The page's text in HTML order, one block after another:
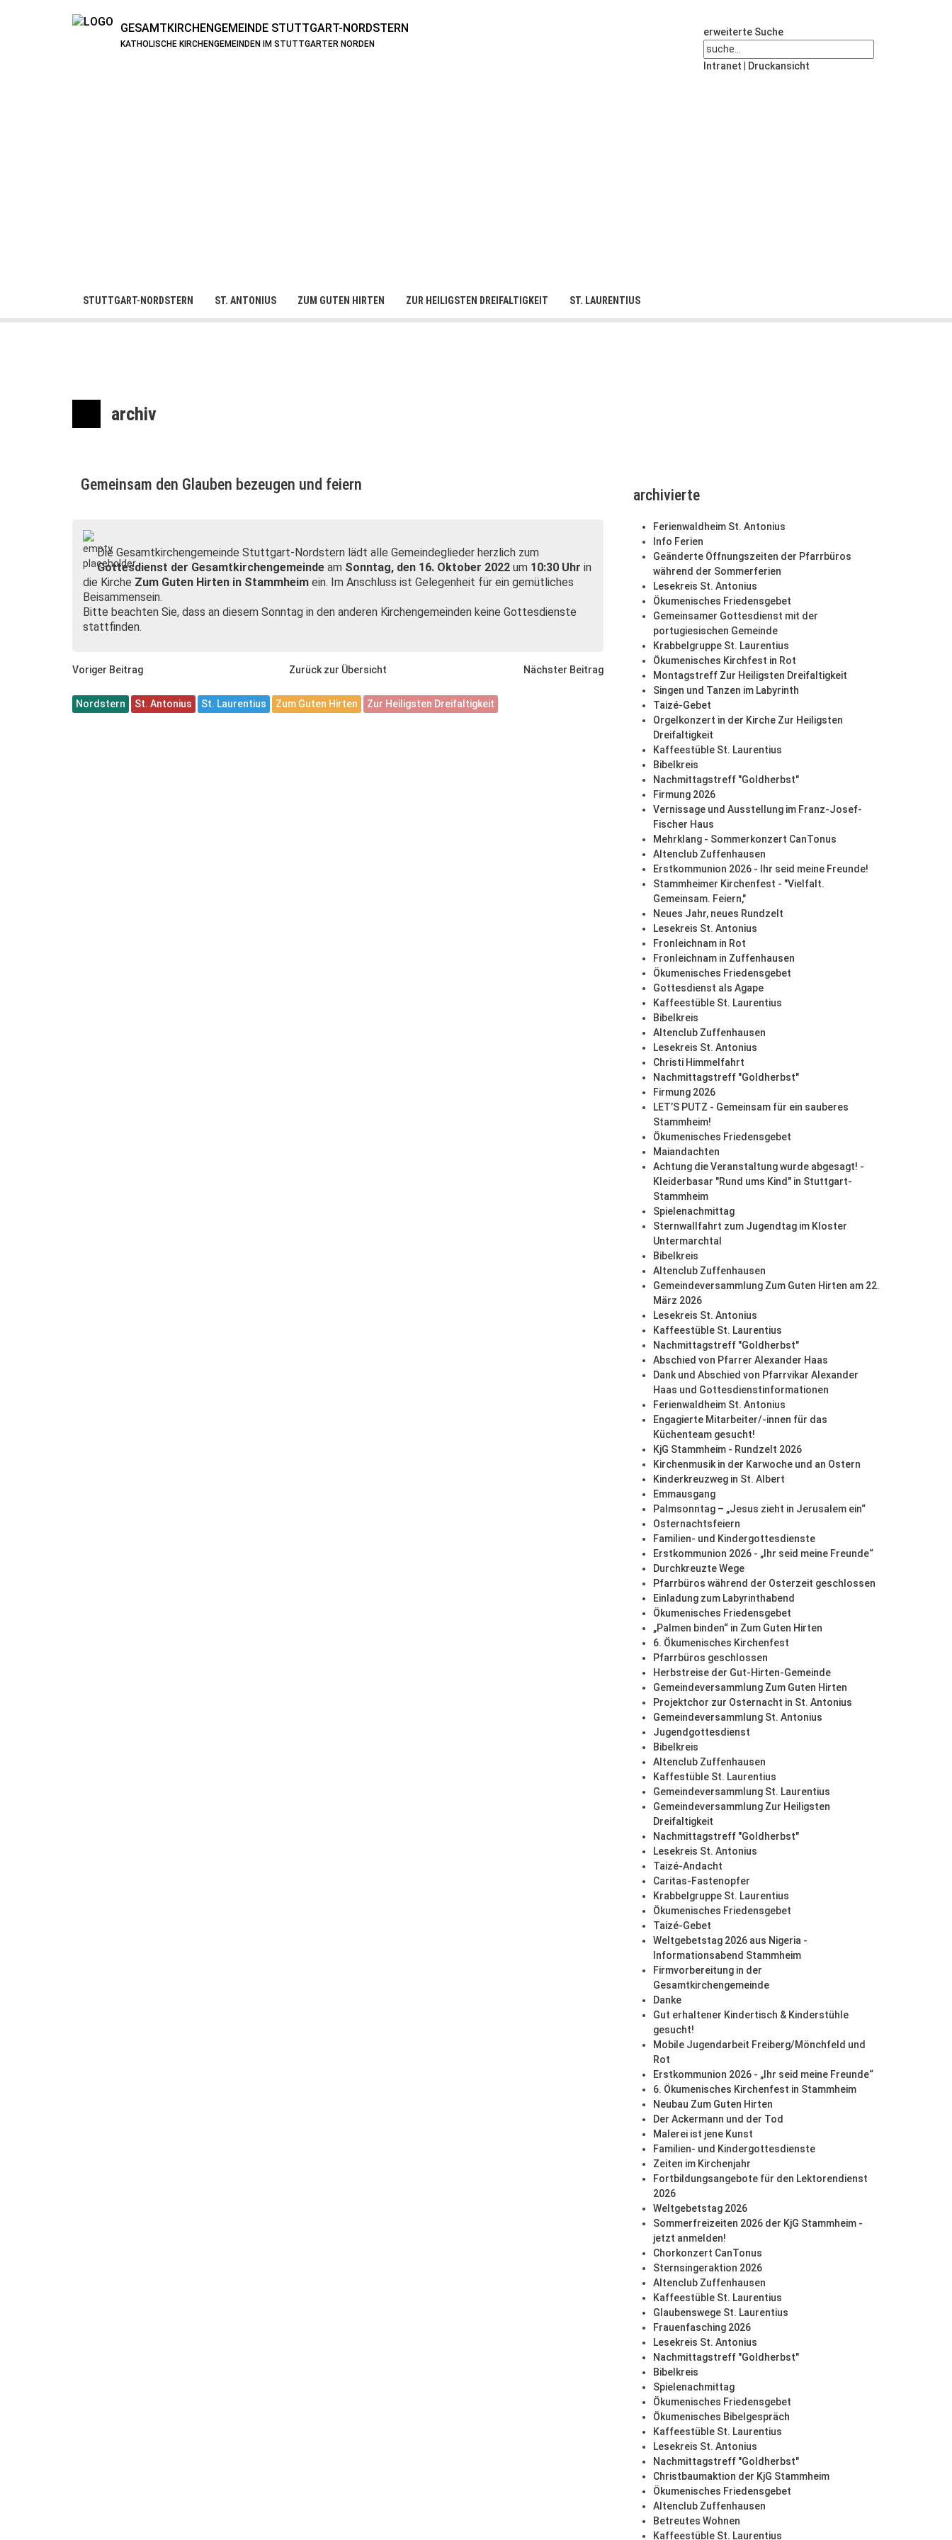
GESAMTKIRCHENGEMEINDE STUTTGART-NORDSTERN
KATHOLISCHE KIRCHENGEMEINDEN IM STUTTGARTER NORDEN
erweiterte Suche
Intranet Druckansicht
STUTTGART-NORDSTERN ST. ANTONIUS ZUM GUTEN HIRTEN ZUR HEILIGSTEN DREIFALTIGKEIT ST. LAURENTIUS
archiv
Gemeinsam den Glauben bezeugen und feiern
Die Gesamtkirchengemeinde Stuttgart-Nordstern lädt alle Gemeindeglieder herzlich zum
Gottesdienst der Gesamtkirchengemeinde am Sonntag, den 16. Oktober 2022 um 10:30 Uhr in
die Kirche Zum Guten Hirten in Stammheim ein. Im Anschluss ist Gelegenheit für ein gemütliches
Beisammensein.
Bitte beachten Sie, dass an diesem Sonntag in den anderen Kirchengemeinden keine Gottesdienste
stattfinden.
Voriger Beitrag Zurück zur Übersicht Nächster Beitrag
Nordstern St. Antonius St. Laurentius Zum Guten Hirten Zur Heiligsten Dreifaltigkeit
archivierte
Ferienwaldheim St. Antonius
Info Ferien
Geänderte Öffnungszeiten der Pfarrbüros
während der Sommerferien
Lesekreis St. Antonius
Ökumenisches Friedensgebet
Gemeinsamer Gottesdienst mit der
portugiesischen Gemeinde
Krabbelgruppe St. Laurentius
Ökumenisches Kirchfest in Rot
Montagstreff Zur Heiligsten Dreifaltigkeit
Singen und Tanzen im Labyrinth
Taizé-Gebet
Orgelkonzert in der Kirche Zur Heiligsten
Dreifaltigkeit
Kaffeestüble St. Laurentius
Bibelkreis
Nachmittagstreff "Goldherbst"
Firmung 2026
Vernissage und Ausstellung im Franz-Josef-
Fischer Haus
Mehrklang - Sommerkonzert CanTonus
Altenclub Zuffenhausen
Erstkommunion 2026 - Ihr seid meine Freunde!
Stammheimer Kirchenfest - "Vielfalt.
Gemeinsam. Feiern,"
Neues Jahr, neues Rundzelt
Lesekreis St. Antonius
Fronleichnam in Rot
Fronleichnam in Zuffenhausen
Ökumenisches Friedensgebet
Gottesdienst als Agape
Kaffeestüble St. Laurentius
Bibelkreis
Altenclub Zuffenhausen
Lesekreis St. Antonius
Christi Himmelfahrt
Nachmittagstreff "Goldherbst"
Firmung 2026
LET’S PUTZ - Gemeinsam für ein sauberes
Stammheim!
Ökumenisches Friedensgebet
Maiandachten
Achtung die Veranstaltung wurde abgesagt! -
Kleiderbasar "Rund ums Kind" in Stuttgart-
Stammheim
Spielenachmittag
Sternwallfahrt zum Jugendtag im Kloster
Untermarchtal
Bibelkreis
Altenclub Zuffenhausen
Gemeindeversammlung Zum Guten Hirten am 22.
März 2026
Lesekreis St. Antonius
Kaffeestüble St. Laurentius
Nachmittagstreff "Goldherbst"
Abschied von Pfarrer Alexander Haas
Dank und Abschied von Pfarrvikar Alexander
Haas und Gottesdienstinformationen
Ferienwaldheim St. Antonius
Engagierte Mitarbeiter/-innen für das
Küchenteam gesucht!
KjG Stammheim - Rundzelt 2026
Kirchenmusik in der Karwoche und an Ostern
Kinderkreuzweg in St. Albert
Emmausgang
Palmsonntag – „Jesus zieht in Jerusalem ein“
Osternachtsfeiern
Familien- und Kindergottesdienste
Erstkommunion 2026 - „Ihr seid meine Freunde“
Durchkreuzte Wege
Pfarrbüros während der Osterzeit geschlossen
Einladung zum Labyrinthabend
Ökumenisches Friedensgebet
„Palmen binden“ in Zum Guten Hirten
6. Ökumenisches Kirchenfest
Pfarrbüros geschlossen
Herbstreise der Gut-Hirten-Gemeinde
Gemeindeversammlung Zum Guten Hirten
Projektchor zur Osternacht in St. Antonius
Gemeindeversammlung St. Antonius
Jugendgottesdienst
Bibelkreis
Altenclub Zuffenhausen
Kaffestüble St. Laurentius
Gemeindeversammlung St. Laurentius
Gemeindeversammlung Zur Heiligsten
Dreifaltigkeit
Nachmittagstreff "Goldherbst"
Lesekreis St. Antonius
Taizé-Andacht
Caritas-Fastenopfer
Krabbelgruppe St. Laurentius
Ökumenisches Friedensgebet
Taizé-Gebet
Weltgebetstag 2026 aus Nigeria -
Informationsabend Stammheim
Firmvorbereitung in der
Gesamtkirchengemeinde
Danke
Gut erhaltener Kindertisch & Kinderstühle
gesucht!
Mobile Jugendarbeit Freiberg/Mönchfeld und
Rot
Erstkommunion 2026 - „Ihr seid meine Freunde“
6. Ökumenisches Kirchenfest in Stammheim
Neubau Zum Guten Hirten
Der Ackermann und der Tod
Malerei ist jene Kunst
Familien- und Kindergottesdienste
Zeiten im Kirchenjahr
Fortbildungsangebote für den Lektorendienst
2026
Weltgebetstag 2026
Sommerfreizeiten 2026 der KjG Stammheim -
jetzt anmelden!
Chorkonzert CanTonus
Sternsingeraktion 2026
Altenclub Zuffenhausen
Kaffeestüble St. Laurentius
Glaubenswege St. Laurentius
Frauenfasching 2026
Lesekreis St. Antonius
Nachmittagstreff "Goldherbst"
Bibelkreis
Spielenachmittag
Ökumenisches Friedensgebet
Ökumenisches Bibelgespräch
Kaffeestüble St. Laurentius
Lesekreis St. Antonius
Nachmittagstreff "Goldherbst"
Christbaumaktion der KjG Stammheim
Ökumenisches Friedensgebet
Altenclub Zuffenhausen
Betreutes Wohnen
Kaffeestüble St. Laurentius